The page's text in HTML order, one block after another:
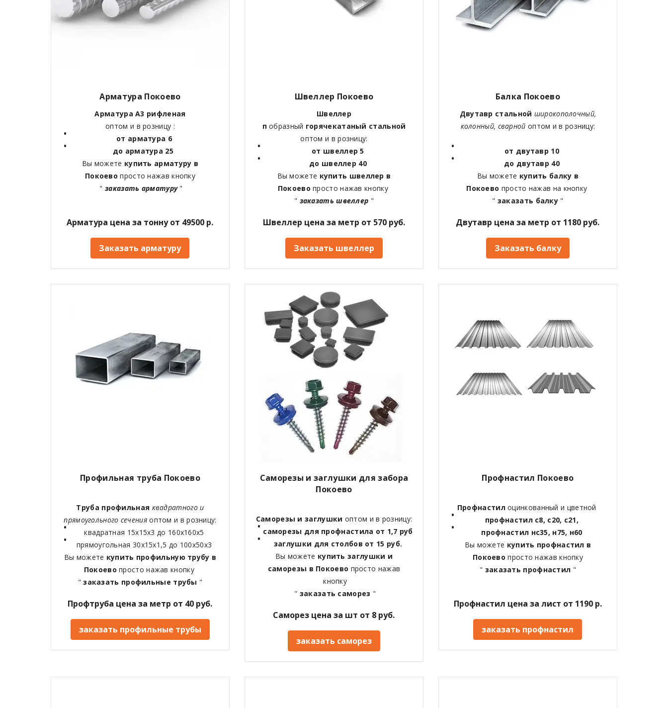
Арматура Покоево
Арматура А3 рифленая
оптом и в розницу :
от арматура 6
до арматура 25
Вы можете купить арматуру в
Покоевопросто нажав кнопку
"заказать арматуру"
Арматура цена за тонну от 49500 р.
Заказать арматуру
Швеллер Покоево
Швеллер
побразный горячекатаный стальной
оптом и в розницу:
от швеллер 5
до швеллер 40
Вы можете купить швеллер в
Покоевопросто нажав кнопку
" заказать швеллер "
Швеллер цена за метр от 570 руб.
Заказать швеллер
Балка Покоево
Двутавр стальной широкополочный,
колонный, сварной оптом и в розницу:
от двутавр 10
до двутавр 40
Вы можете купить балку в
Покоево просто нажав на кнопку
" заказать балку "
Двутавр цена за метр от 1180 руб.
Заказать балку
Профильная труба Покоево
Труба профильная квадратного и
прямоугольного сеченияоптом и в розницу:
квадратная 15х15х3 до 160х160х5
прямоугольная 30х15х1,5 до 100х50х3
Вы можете купить профильную трубу в
Покоевопросто нажав кнопку
"заказать профильные трубы "
Профтруба цена за метр от 40 руб.
заказать профильные трубы
Саморезы и заглушки для забора
Покоево
Саморезы и заглушки оптом и в розницу:
саморезы для профнастила от 1,7 руб
заглушки для столбов от 15 руб.
Вы можете купить заглушки и
саморезы в Покоево просто нажав
кнопку
" заказать саморез "
Саморез цена за шт от 8 руб.
заказать саморез
Профнастил Покоево
Профнастилоцинкованный и цветной
профнастил с8, с20, с21,
профнастил нс35, н75, н60
Вы можете купить профнастил в
Покоевопросто нажав кнопку
" заказать профнастил "
Профнастил цена за лист от 1190 р.
заказать профнастил